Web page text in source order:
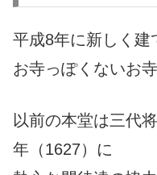
平成8年に新しく建
お寺っぽくないお寺
以前の本堂は三代
年（1627）に